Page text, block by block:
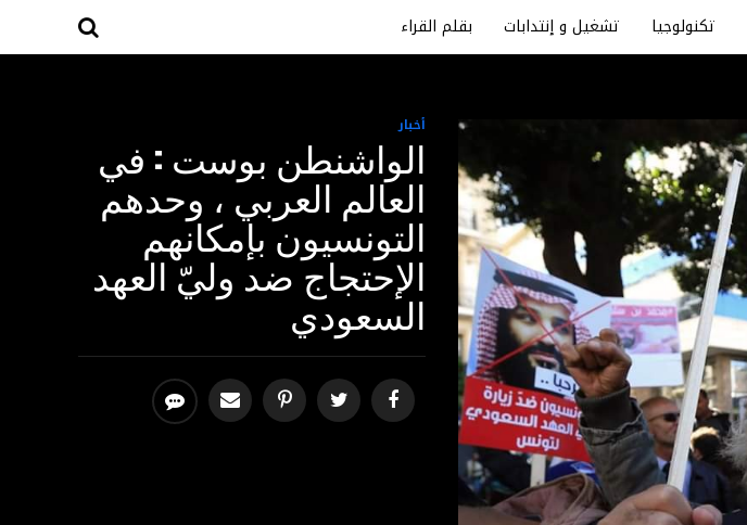
تكنولوجيا تشغيل و إنتدابات بقلم القراء
أخبار
الواشنطن بوست : في
العالم العربي ، وحدهم
التونسيون بإمكانهم
الإحتجاج ضد وليّ العهد
السعودي